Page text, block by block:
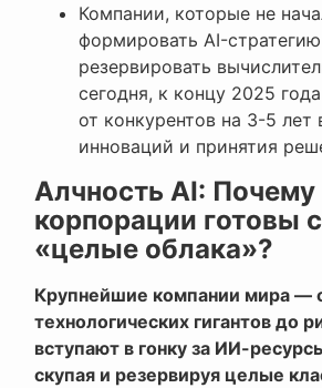
Компании, которые не
формировать AI-
резервировать
сегодня, к концу 2025
от конкурентов на 3-5 лет
инноваций и принятия
Алчность AI: Почему
корпорации готовы
«целые облака»?
Крупнейшие компании мира —
технологических гигантов до
вступают в гонку за ИИ-
скупая и резервируя целые